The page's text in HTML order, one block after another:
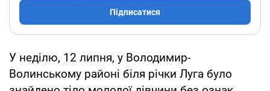
Підписатися
У неділю, 12 липня, у Володимир-
Волинському районі біля річки Луга було